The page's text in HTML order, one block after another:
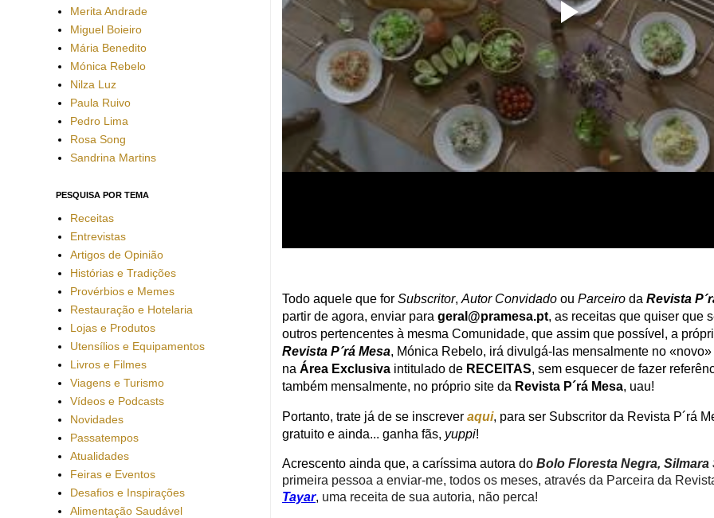
Todo aquele que for Subscritor, Autor Convidado ou Parceiro da Revista
partir de agora, enviar para geral@pramesa.pt, as receitas que quiser que
outros pertencentes à mesma Comunidade, que assim que possível, a
Revista P´rá Mesa, Mónica Rebelo, irá divulgá-las mensalmente no
na Área Exclusiva intitulado de RECEITAS, sem esquecer de fazer
também mensalmente, no próprio site da Revista P´rá Mesa, uau!
Portanto, trate já de se inscrever aqui, para ser Subscritor da Revista P´rá
gratuito e ainda... ganha fãs, yuppi!
Acrescento ainda que, a caríssima autora do Bolo Floresta Negra, Silmara
primeira pessoa a enviar-me, todos os meses, através da Parceira da
Tayar, uma receita de sua autoria, não perca!
Merita Andrade
Miguel Boieiro
Mária Benedito
Mónica Rebelo
Nilza Luz
Paula Ruivo
Pedro Lima
Rosa Song
Sandrina Martins
PESQUISA POR TEMA
Receitas
Entrevistas
Artigos de Opinião
Histórias e Tradições
Provérbios e Memes
Restauração e Hotelaria
Lojas e Produtos
Utensílios e Equipamentos
Livros e Filmes
Viagens e Turismo
Vídeos e Podcasts
Novidades
Passatempos
Atualidades
Feiras e Eventos
Desafios e Inspirações
Alimentação Saudável